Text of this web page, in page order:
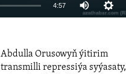
4:57
480p
Orusowyň ýitirim
repressiýa syýasaty,